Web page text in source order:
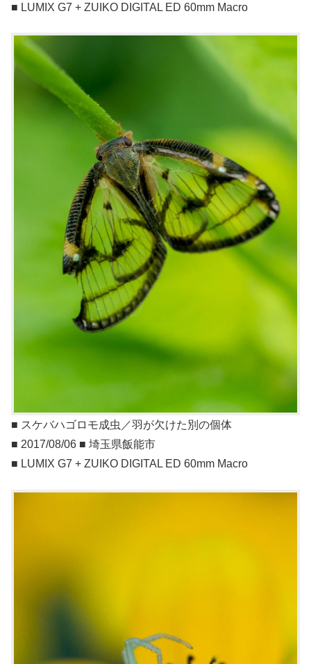
■ LUMIX G7 + ZUIKO DIGITAL ED 60mm Macro
■ スケバハゴロモ成虫／羽が欠けた別の個体
■ 2017/08/06 ■ 埼玉県飯能市
■ LUMIX G7 + ZUIKO DIGITAL ED 60mm Macro